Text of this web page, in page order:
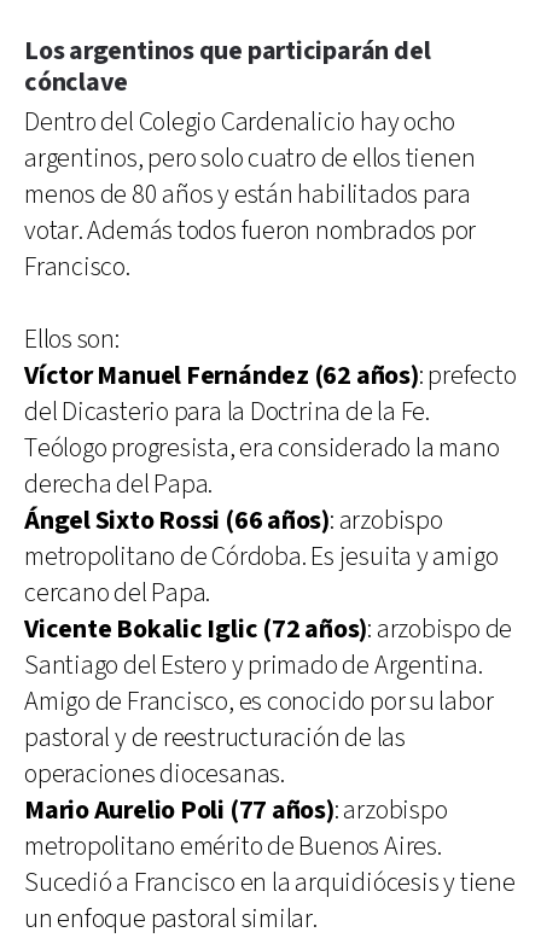
Los argentinos que participarán del
cónclave
Dentro del Colegio Cardenalicio hay ocho
argentinos, pero solo cuatro de ellos tienen
menos de 80 años y están habilitados para
votar. Además todos fueron nombrados por
Francisco.
Ellos son:
Víctor Manuel Fernández (62 años): prefecto
del Dicasterio para la Doctrina de la Fe.
Teólogo progresista, era considerado la mano
derecha del Papa.
Ángel Sixto Rossi (66 años): arzobispo
metropolitano de Córdoba. Es jesuita y amigo
cercano del Papa.
Vicente Bokalic Iglic (72 años): arzobispo de
Santiago del Estero y primado de Argentina.
Amigo de Francisco, es conocido por su labor
pastoral y de reestructuración de las
operaciones diocesanas.
Mario Aurelio Poli (77 años): arzobispo
metropolitano emérito de Buenos Aires.
Sucedió a Francisco en la arquidiócesis y tiene
un enfoque pastoral similar.